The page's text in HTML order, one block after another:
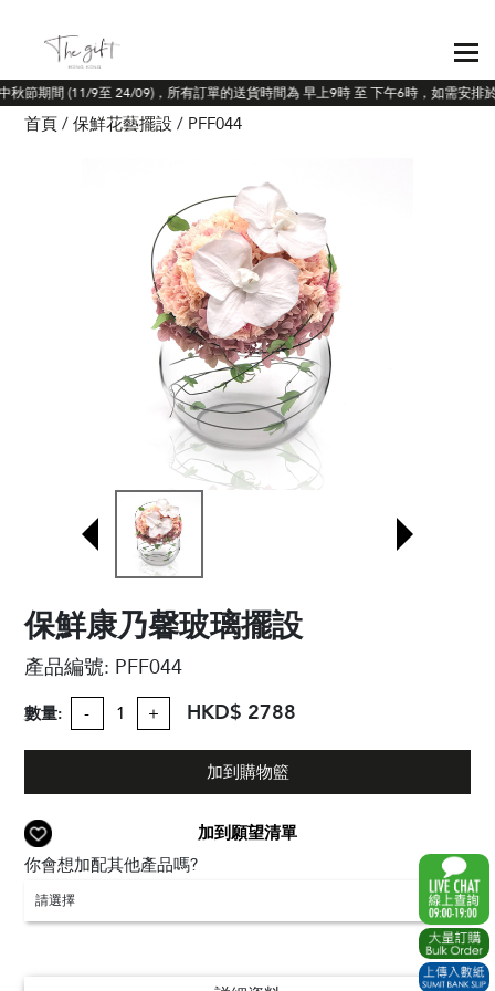
節期間 (11/9至 24/09)，所有訂單的送貨時間為 早上9時 至 下午6時，如需安排
首頁 保鮮花藝擺設 PFF044
保鮮康乃馨玻璃擺設
產品編號: PFF044
數量: - + HKD$ 2788
加到購物籃
加到願望清單
你會想加配其他產品嗎?
請選擇